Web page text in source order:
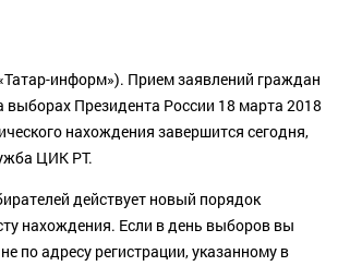
информ»). Прием заявлений граждан
выборах Президента России 18 марта 2018
нахождения завершится сегодня,
ЦИК РТ.
действует новый порядок
нахождения. Если в день выборов вы
по адресу регистрации, указанному в